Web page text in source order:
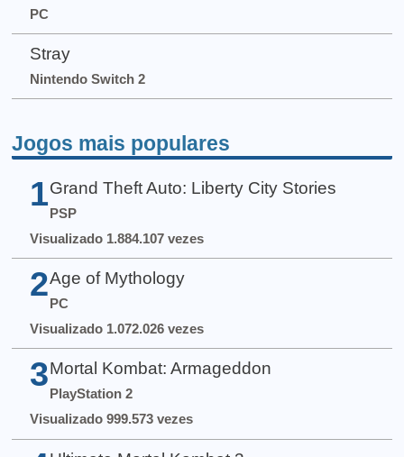
PC
Stray
Nintendo Switch 2
Jogos mais populares
1 Grand Theft Auto: Liberty City Stories
PSP
Visualizado 1.884.107 vezes
2 Age of Mythology
PC
Visualizado 1.072.026 vezes
3 Mortal Kombat: Armageddon
PlayStation 2
Visualizado 999.573 vezes